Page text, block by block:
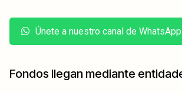
Únete a nuestro canal de WhatsApp
Fondos llegan mediante